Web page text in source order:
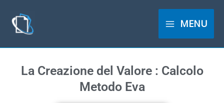
contenuto
MENU
La Creazione del Valore : Calcolo
Metodo Eva